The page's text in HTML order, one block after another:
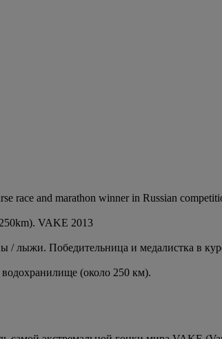
race and marathon winner in Russian
VAKE 2013
лыжи. Победительница и медалистка в
(около 250 км).